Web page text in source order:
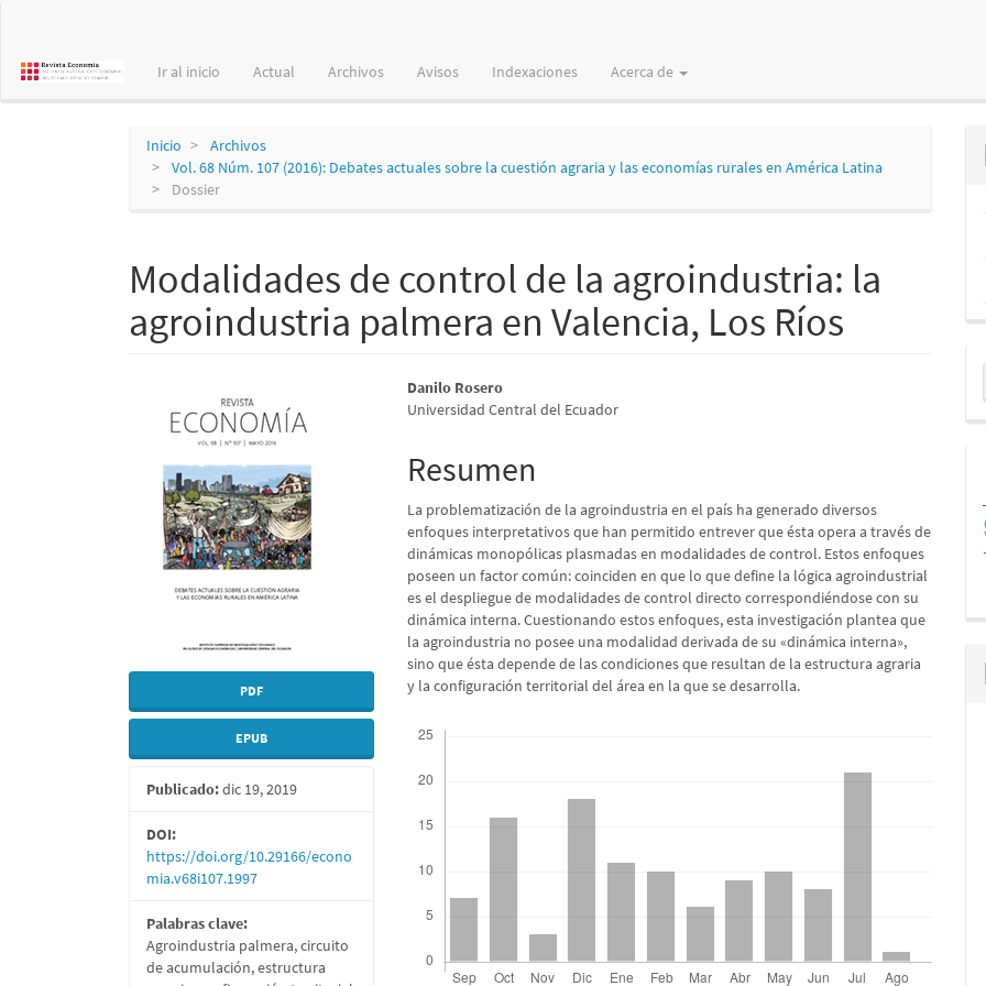
principal
Ir al inicio Actual Archivos Avisos Indexaciones Acerca de
Inicio
Archivos
Vol. 68 Núm. 107 (2016): Debates actuales sobre la cuestión agraria y las economías rurales en América Latina
Dossier
Modalidades de control de la agroindustria: la
agroindustria palmera en Valencia, Los Ríos
lateral
del
artículo
PDF
EPUB
Publicado:dic 19, 2019
DOI:
https://doi.org/10.29166/econo
mia.v68i107.1997
Palabras clave:
Agroindustria palmera, circuito
de acumulación, estructura
Contenido
principal
del
artículo
Danilo Rosero
Universidad Central del Ecuador
Resumen
La problematización de la agroindustria en el país ha generado diversos
enfoques interpretativos que han permitido entrever que ésta opera a través de
dinámicas monopólicas plasmadas en modalidades de control. Estos enfoques
poseen un factor común: coinciden en que lo que define la lógica agroindustrial
es el despliegue de modalidades de control directo correspondiéndose con su
dinámica interna. Cuestionando estos enfoques, esta investigación plantea que
la agroindustria no posee una modalidad derivada de su «dinámica interna»,
sino que ésta depende de las condiciones que resultan de la estructura agraria
y la configuración territorial del área en la que se desarrolla.